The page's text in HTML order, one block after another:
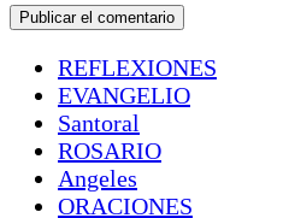
REFLEXIONES
EVANGELIO
Santoral
ROSARIO
Angeles
ORACIONES